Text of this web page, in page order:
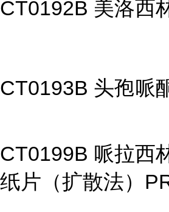
CT0192B 美洛西
CT0193B 头孢哌
CT0199B 哌拉西
纸片（扩散法）